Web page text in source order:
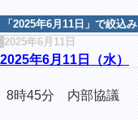
「 2025年6月11日 」で絞込み
2025年6月11日
2025年6月11日（水）
8時45分 内部協議